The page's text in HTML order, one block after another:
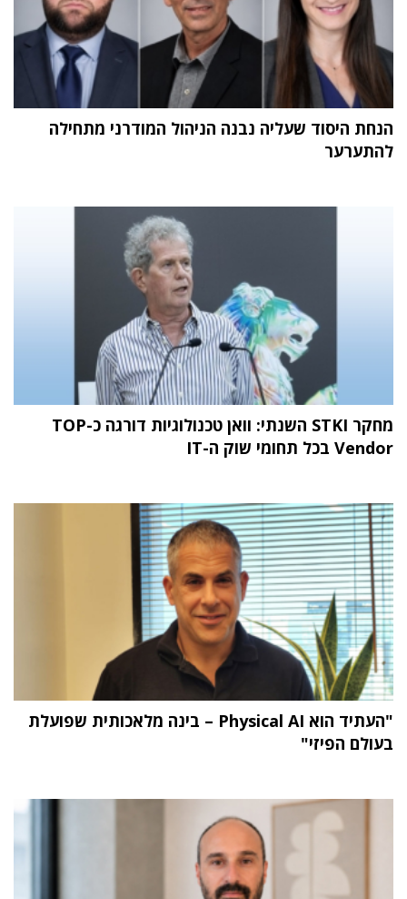
הנחת היסוד שעליה נבנה הניהול המודרני מתחילה
להתערער
מחקר STKI השנתי: וואן טכנולוגיות דורגה כ-TOP
Vendor בכל תחומי שוק ה-IT
"העתיד הוא Physical AI – בינה מלאכותית שפועלת
בעולם הפיזי"